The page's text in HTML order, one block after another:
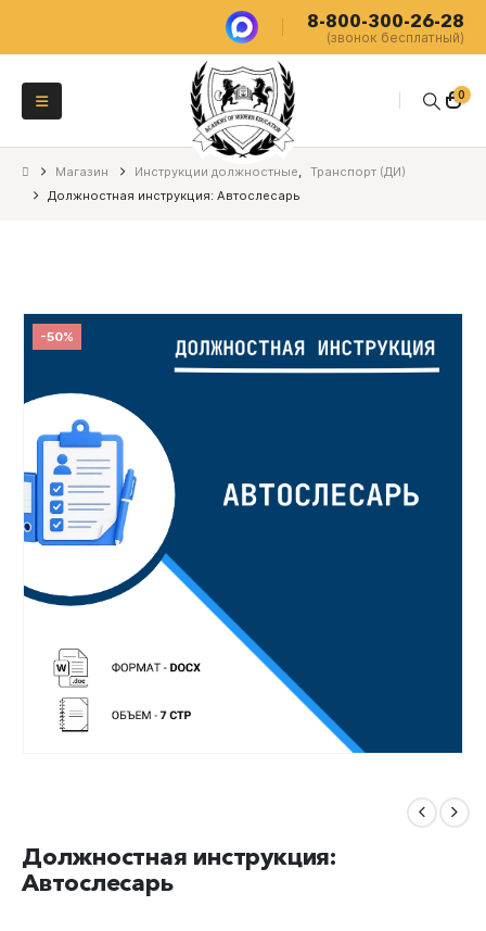
8-800-300-26-28
(звонок бесплатный)
0
Магазин Инструкции должностные, Транспорт (ДИ)
Должностная инструкция: Автослесарь
-50%
Должностная инструкция:
Автослесарь